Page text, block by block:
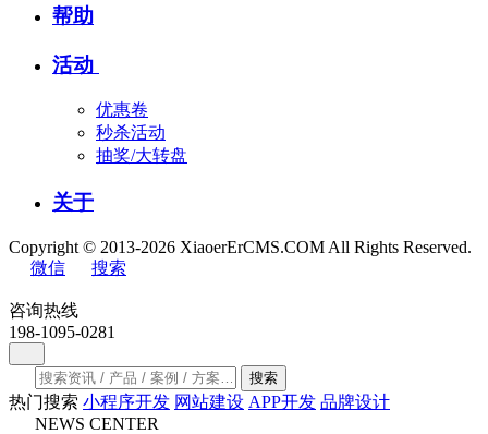
帮助
活动
优惠卷
秒杀活动
抽奖/大转盘
关于
Copyright © 2013-2026 XiaoerErCMS.COM All Rights Reserved.
微信
搜索
咨询热线
198-1095-0281
搜索
热门搜索 小程序开发 网站建设 APP开发 品牌设计
NEWS CENTER